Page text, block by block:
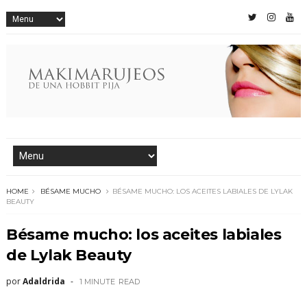
HOME BÉSAME MUCHO
BÉSAME MUCHO: LOS ACEITES LABIALES DE LYLAK
BEAUTY
Bésame mucho: los aceites labiales
de Lylak Beauty
porAdaldrida 1 MINUTE READ